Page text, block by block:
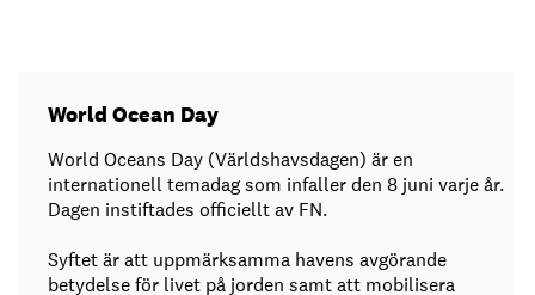
World Ocean Day
World Oceans Day (Världshavsdagen) är en
internationell temadag som infaller den 8 juni varje år.
Dagen instiftades officiellt av FN.
Syftet är att uppmärksamma havens avgörande
betydelse för livet på jorden samt att mobilisera